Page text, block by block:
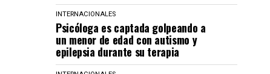
INTERNACIONALES
Psicóloga es captada golpeando a
un menor de edad con autismo y
epilepsia durante su terapia